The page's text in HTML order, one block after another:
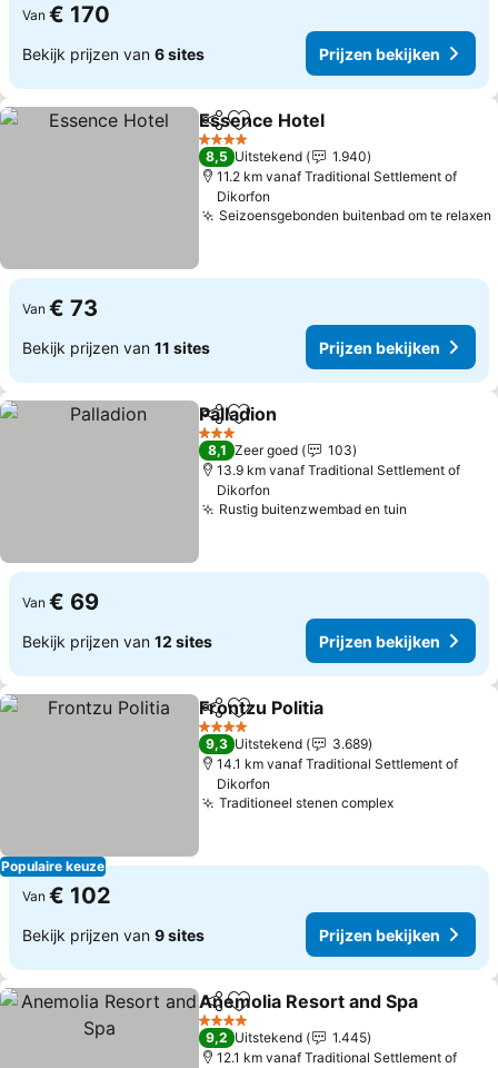
Van € 170
Bekijk prijzen van 6 sites Prijzen bekijken
DelenToevoegen aan favorieten
Essence Hotel
4 Sterren
8,5 Uitstekend
1.940
11.2 km vanaf Traditional Settlement of
Dikorfon
Seizoensgebonden buitenbad om te relaxen
Van € 73
Bekijk prijzen van 11 sites Prijzen bekijken
DelenToevoegen aan favorieten
Palladion
3 Sterren
8,1 Zeer goed
103
13.9 km vanaf Traditional Settlement of
Dikorfon
Rustig buitenzwembad en tuin
Van € 69
Bekijk prijzen van 12 sites Prijzen bekijken
Populaire keuze
DelenToevoegen aan favorieten
Frontzu Politia
4 Sterren
9,3 Uitstekend
3.689
14.1 km vanaf Traditional Settlement of
Dikorfon
Traditioneel stenen complexPrijzen
Van € 102
Bekijk prijzen van 9 sites Prijzen bekijken
DelenToevoegen aan favorieten
Anemolia Resort and Spa
4 Sterren
9,2 Uitstekend
1.445
12.1 km vanaf Traditional Settlement of